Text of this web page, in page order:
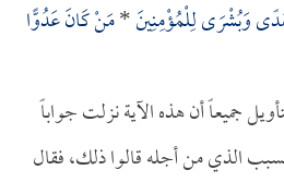
وَبُشْرَى لِلْمُؤْمِنِينَ*مَنْ كَانَ عَدُوًّا
جميعاً أن هذه الآية نزلت جواباً
الذي من أجله قالوا ذلك، فقال